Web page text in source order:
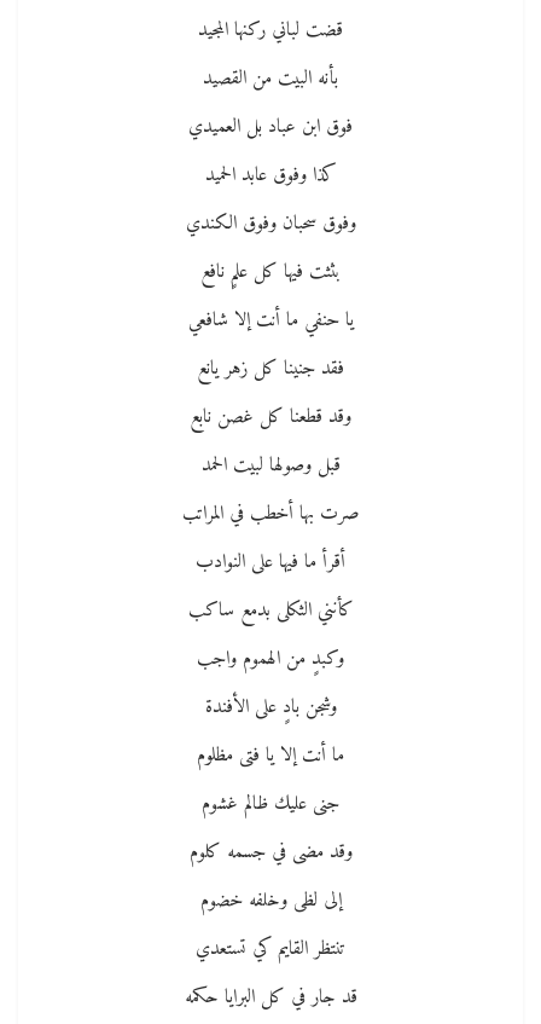
قضت لباني ركنها المجيد
بأنه البيت من القصيد
فوق ابن عباد بل العميدي
كذا وفوق عابد الحميد
وفوق سحبان وفوق الكندي
بثثت فيها كل علمٍ نافع
يا حنفي ما أنت إلا شافعي
فقد جنينا كل زهر يانع
وقد قطعنا كل غصن نابع
قبل وصولها لبيت الحمد
صرت بها أخطب في المراتب
أقرأ ما فيها على النوادب
كأنني الثكلى بدمع ساكب
وكبدٍ من الهموم واجب
وشجن بادٍ على الأفندة
ما أنت إلا يا فتى مظلوم
جنى عليك ظالم غشوم
وقد مضى في جسمه كلوم
إلى لظى وخلفه خضوم
تنتظر القايم كي تستعدي
قد جار في كل البرايا حكمه